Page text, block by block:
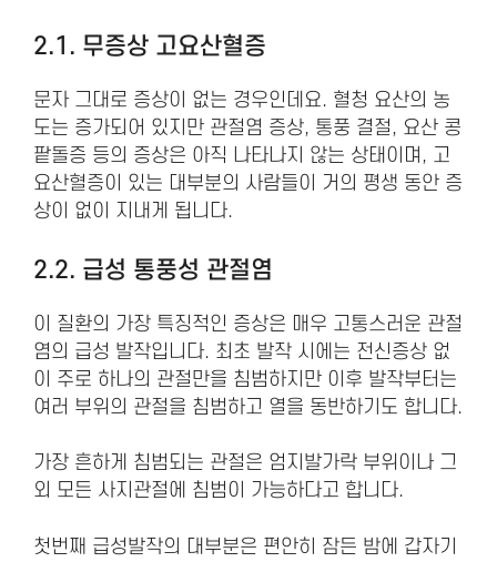
2.1. 무증상 고요산혈증
문자 그대로 증상이 없는 경우인데요. 혈청 요산의 농
도는 증가되어 있지만 관절염 증상, 통풍 결절, 요산 콩
팥돌증 등의 증상은 아직 나타나지 않는 상태이며, 고
요산혈증이 있는 대부분의 사람들이 거의 평생 동안 증
상이 없이 지내게 됩니다.
2.2. 급성 통풍성 관절염
이 질환의 가장 특징적인 증상은 매우 고통스러운 관절
염의 급성 발작입니다. 최초 발작 시에는 전신증상 없
이 주로 하나의 관절만을 침범하지만 이후 발작부터는
여러 부위의 관절을 침범하고 열을 동반하기도 합니다.
가장 흔하게 침범되는 관절은 엄지발가락 부위이나 그
외 모든 사지관절에 침범이 가능하다고 합니다.
첫번째 급성발작의 대부분은 편안히 잠든 밤에 갑자기